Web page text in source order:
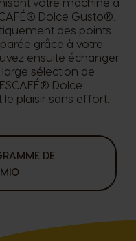
Dolce Gusto®.
des points
grâce à votre
ensuite échanger
sélection de
Dolce
plaisir sans effort.
DE